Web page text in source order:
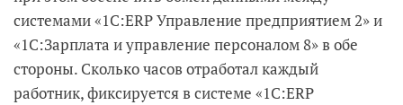
системами «1С:ERP Управление предприятием 2» и
«1С:Зарплата и управление персоналом 8» в обе
стороны. Сколько часов отработал каждый
работник, фиксируется в системе «1С:ERP